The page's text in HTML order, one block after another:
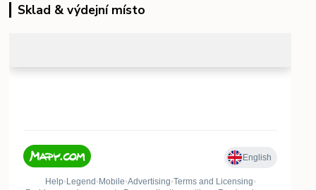
Sklad & výdejní místo